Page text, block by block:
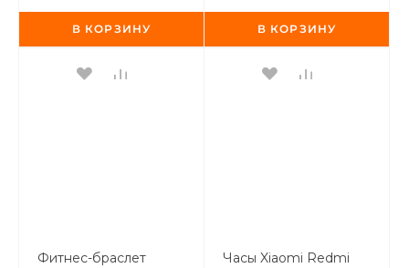
В КОРЗИНУ В КОРЗИНУ
Фитнес-браслет
Часы Xiaomi Redmi